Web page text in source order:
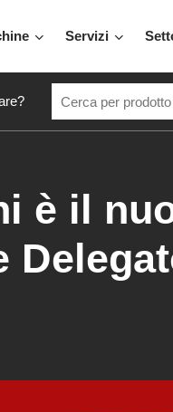
Servizi
è il